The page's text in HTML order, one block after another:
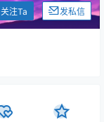
关注Ta 发私信